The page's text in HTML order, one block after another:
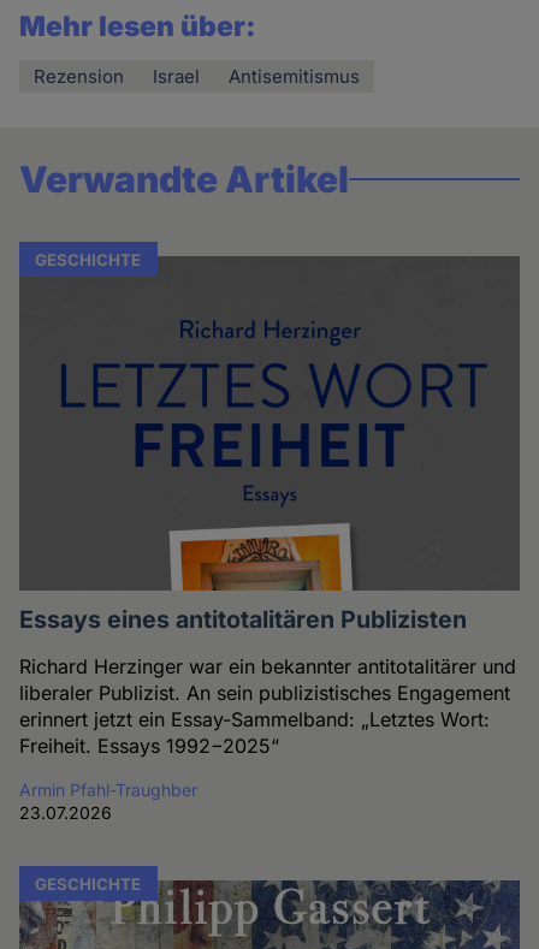
Mehr lesen über:
Rezension Israel Antisemitismus
Verwandte Artikel
GESCHICHTE
Essays eines antitotalitären Publizisten
Richard Herzinger war ein bekannter antitotalitärer und
liberaler Publizist. An sein publizistisches Engagement
erinnert jetzt ein Essay-Sammelband: „Letztes Wort:
Freiheit. Essays 1992−2025“
Armin Pfahl-Traughber
23.07.2026
GESCHICHTE